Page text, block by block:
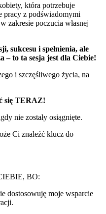
która potrzebuje
pracy z podświadomymi
zakresie poczucia własnej
sukcesu i spełnienia, ale
– to ta sesja jest dla Ciebie!
i szczęśliwego życia, na
się TERAZ!
nie zostały osiągnięte.
Ci znaleźć klucz do
BO:
dostosowuję moje wsparcie